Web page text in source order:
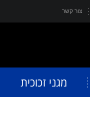
צור קשר
מגני זכוכית